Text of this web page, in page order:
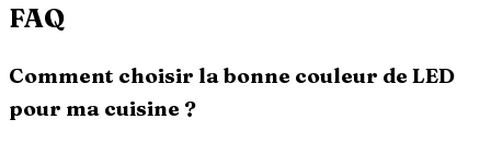
FAQ
Comment choisir la bonne couleur de LED
pour ma cuisine ?